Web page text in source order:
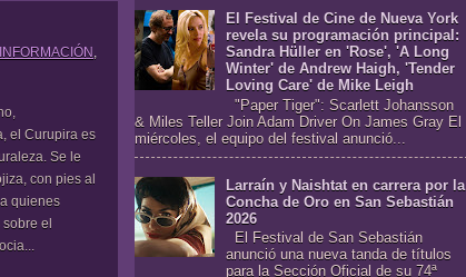
INFORMACIÓN ,
el Curupira es
Se le
con pies al
quienes
el
El Festival de Cine de Nueva York
revela su programación principal:
Sandra Hüller en 'Rose', 'A Long
Winter' de Andrew Haigh, 'Tender
Loving Care' de Mike Leigh
"Paper Tiger": Scarlett Johansson
& Miles Teller Join Adam Driver On James Gray El
miércoles, el equipo del festival anunció...
Larraín y Naishtat en carrera por la
Concha de Oro en San Sebastián
2026
El Festival de San Sebastián
anunció una nueva tanda de títulos
para la Sección Oficial de su 74ª